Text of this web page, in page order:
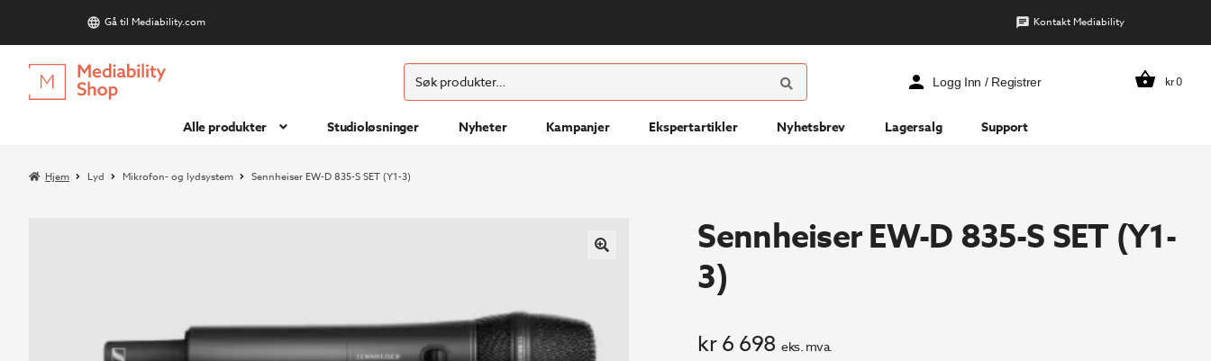
Gå til Mediability.com Kontakt Mediability
Hopp
til
Hopp
til
Søk
etter:
SØK
Logg Inn / Registrer kr0
Alle produkter Studioløsninger Nyheter Kampanjer Ekspertartikler Nyhetsbrev Lagersalg Support
Hjem Lyd Mikrofon- og lydsystem Sennheiser EW-D 835-S SET (Y1-3)
Sennheiser EW-D 835-S SET (Y1-
3)
kr6 698 eks. mva.